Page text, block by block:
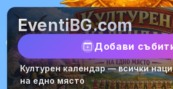
EventiBG.com
Добави
Културен календар — всички
на едно място